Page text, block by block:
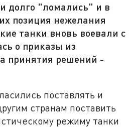
долго "ломались" и в
позиция нежелания
танки вновь воевали с
о приказы из
принятия решений -
поставлять и
странам поставить
режиму танки